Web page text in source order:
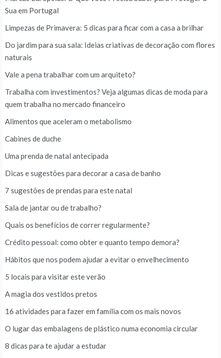
Sua em Portugal
Limpezas de Primavera: 5 dicas para ficar com a casa a brilhar
Do jardim para sua sala: Ideias criativas de decoração com flores
naturais
Vale a pena trabalhar com um arquiteto?
Trabalha com investimentos? Veja algumas dicas de moda para
quem trabalha no mercado financeiro
Alimentos que aceleram o metabolismo
Cabines de duche
Uma prenda de natal antecipada
Dicas e sugestões para decorar a casa de banho
7 sugestões de prendas para este natal
Sala de jantar ou de trabalho?
Quais os benefícios de correr regularmente?
Crédito pessoal: como obter e quanto tempo demora?
Hábitos que nos podem ajudar a evitar o envelhecimento
5 locais para visitar este verão
A magia dos vestidos pretos
16 atividades para fazer em família com os mais novos
O lugar das embalagens de plástico numa economia circular
8 dicas para te ajudar a estudar